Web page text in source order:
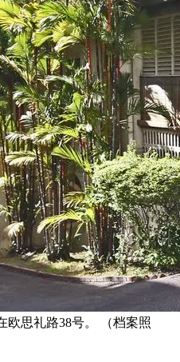
欧思礼路38号。 （档案照